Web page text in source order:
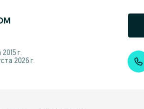
г.
2026 г.